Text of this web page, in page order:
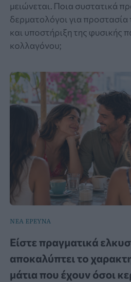
μειώνεται. Ποια συστατικά
δερματολόγοι για προστασία
και υποστήριξη της φυσικής
κολλαγόνου;
ΝΕΑ ΕΡΕΥΝΑ
Είστε πραγματικά
αποκαλύπτει το
μάτια που έχουν όσοι